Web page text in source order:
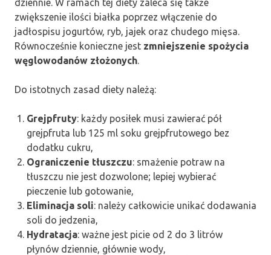
zwiększenie ilości białka poprzez włączenie do
jadłospisu jogurtów, ryb, jajek oraz chudego mięsa.
Równocześnie konieczne jest zmniejszenie spożycia
węglowodanów złożonych
Do istotnych zasad diety należą:
Grejpfruty: każdy posiłek musi zawierać pół
grejpfruta lub 125 ml soku grejpfrutowego bez
dodatku cukru,
Ograniczenie tłuszczu: smażenie potraw na
tłuszczu nie jest dozwolone; lepiej wybierać
pieczenie lub gotowanie,
Eliminacja soli: należy całkowicie unikać dodawania
soli do jedzenia,
Hydratacja: ważne jest picie od 2 do 3 litrów
płynów dziennie, głównie wody,